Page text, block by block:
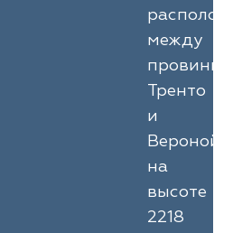
между
Тренто
и
Вероной
на
высоте
2218